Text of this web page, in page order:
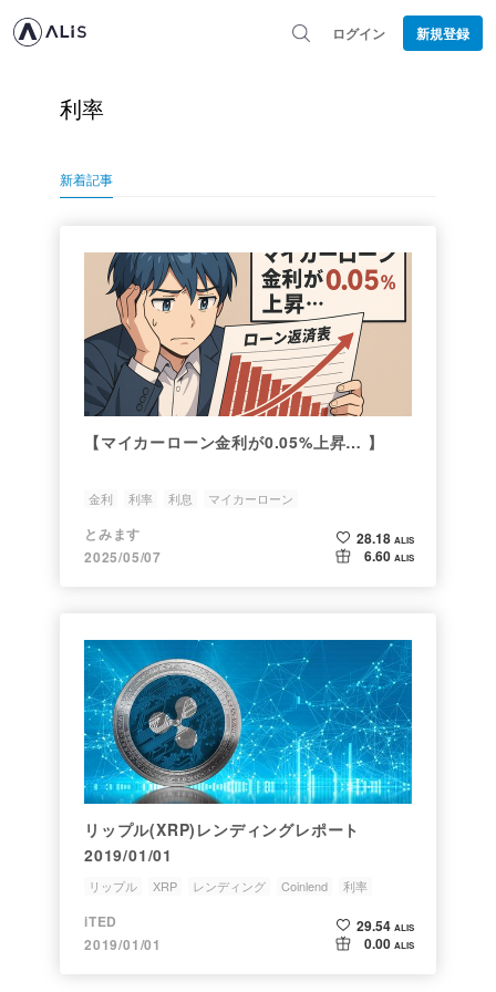
ログイン 新規登録
利率
新着記事
【マイカーローン金利が0.05%上昇… 】
金利 利率 利息 マイカーローン
とみます
2025/05/07
28.18 ALIS
6.60 ALIS
リップル(XRP)レンディングレポート
2019/01/01
リップル XRP レンディング Coinlend 利率
iTED
2019/01/01
29.54 ALIS
0.00 ALIS